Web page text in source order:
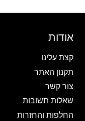
בעמוד
לבחור
את
האפשרויות
בעמוד
המוצר
אודות
קצת עלינו
תקנון האתר
צור קשר
שאלות תשובות
החלפות והחזרות